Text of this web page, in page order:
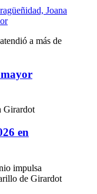
Joana
en